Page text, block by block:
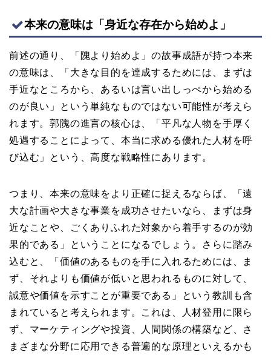
本来の意味は「身近な存在から始めよ」
前述の通り、「隗より始めよ」の故事成語が持つ本来
の意味は、「大きな目的を達成するためには、まずは
手近なところから、あるいは言い出しっぺから始める
のが良い」という単純なものではない可能性が考えら
れます。郭隗の進言の核心は、「平凡な人物を手厚く
処遇することによって、本当に求める優れた人材を呼
び込む」という、高度な戦略性にあります。
つまり、本来の意味をより正確に捉えるならば、「遠
大な計画や大きな事業を成功させたいなら、まずは身
近なことや、ごくありふれた対象から着手するのが効
果的である」ということになるでしょう。さらに踏み
込むと、「価値のあるものを手に入れるためには、ま
ず、それよりも価値が低いと思われるものに対して、
誠意や価値を示すことが重要である」という教訓も含
まれていると考えられます。これは、人材登用に限ら
ず、マーケティングや投資、人間関係の構築など、さ
まざまな分野に応用できる普遍的な原理といえるかも